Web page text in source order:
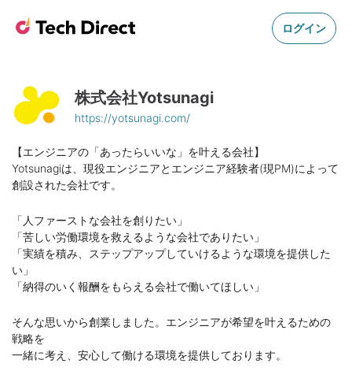
ログイン
株式会社Yotsunagi
https://yotsunagi.com/
【エンジニアの「あったらいいな」を叶える会社】
Yotsunagiは、現役エンジニアとエンジニア経験者(現PM)によって
創設された会社です。
「人ファーストな会社を創りたい」
「苦しい労働環境を救えるような会社でありたい」
「実績を積み、ステップアップしていけるような環境を提供した
い」
「納得のいく報酬をもらえる会社で働いてほしい」
そんな思いから創業しました。エンジニアが希望を叶えるための
戦略を
一緒に考え、安心して働ける環境を提供しております。